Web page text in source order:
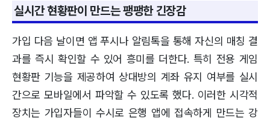
실시간 현황판이 만드는 팽팽한 긴장감
가입 다음 날이면 앱 푸시나 알림톡을 통해 자신의 매칭 결
과를 즉시 확인할 수 있어 흥미를 더한다. 특히 전용 게임
현황판 기능을 제공하여 상대방의 계좌 유지 여부를 실시
간으로 모바일에서 파악할 수 있도록 했다. 이러한 시각적
장치는 가입자들이 수시로 은행 앱에 접속하게 만드는 강